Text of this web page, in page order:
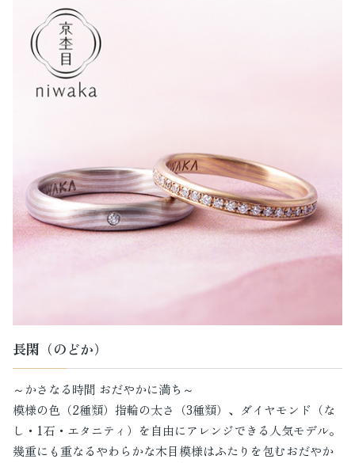
長閑（のどか）
～かさなる時間 おだやかに満ち～
模様の色（2種類）指輪の太さ（3種類）、ダイヤモンド（な
し・1石・エタニティ）を自由にアレンジできる人気モデル。
幾重にも重なるやわらかな木目模様はふたりを包むおだやか